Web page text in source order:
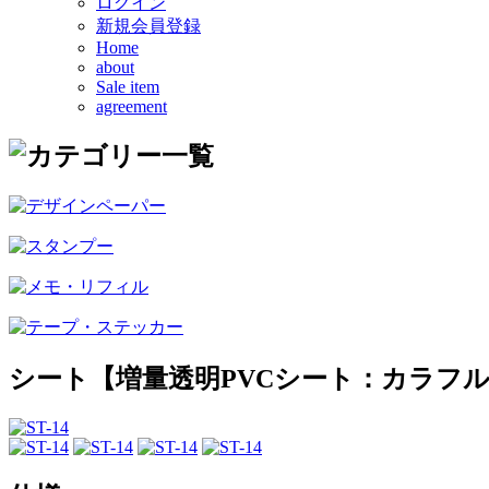
新規会員登録
Home
about
Sale item
agreement
シート【増量透明PVCシート：カラフル